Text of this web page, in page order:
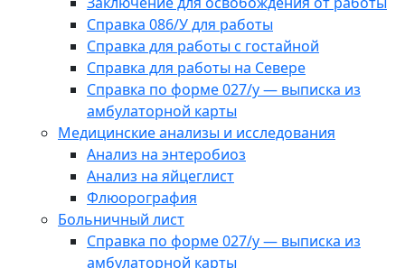
Справка 086/У для работы
Справка для работы с гостайной
Справка для работы на Севере
Справка по форме 027/у — выписка из
амбулаторной карты
Медицинские анализы и исследования
Анализ на энтеробиоз
Анализ на яйцеглист
Флюорография
Больничный лист
Справка по форме 027/у — выписка из
амбулаторной карты